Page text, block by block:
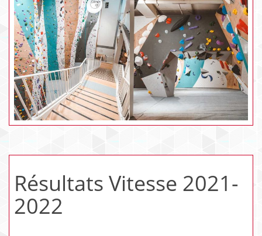
Résultats Vitesse 2021-
2022